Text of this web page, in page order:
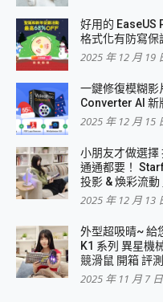
好用的 EaseUS
格式化有防寫保
2025 年 12 月 19
一鍵修復模糊
Converter AI 新
2025 年 12 月 15
小朋友才做選擇
通通都要！
投影 & 煥彩流
2025 年 12 月 13
外型超吸晴~ 給
K1 系列 異星機
競滑鼠 開箱 評測
2025 年 11 月 7 日